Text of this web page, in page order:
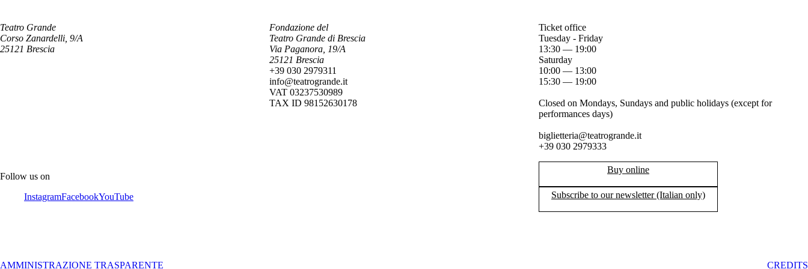
Teatro Grande
Corso Zanardelli, 9/A
25121 Brescia
Fondazione del
Teatro Grande di Brescia
Via Paganora, 19/A
25121 Brescia
+39 030 2979311
info@teatrogrande.it
VAT 03237530989
TAX ID 98152630178
Ticket office
Tuesday - Friday
13:30 — 19:00
Saturday
10:00 — 13:00
15:30 — 19:00
Closed on Mondays, Sundays and public holidays (except for
performances days)
biglietteria@teatrogrande.it
+39 030 2979333
Buy online
Subscribe to our newsletter (Italian only)
Follow us on
InstagramFacebookYouTube
AMMINISTRAZIONE TRASPARENTE CREDITS